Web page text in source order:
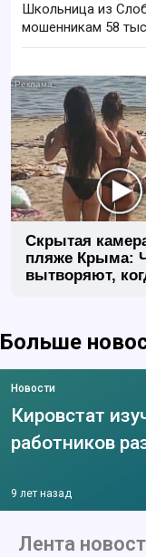
Школьница из
мошенникам 58
Скрытая
пляже Крыма:
вытворяют,
Больше
Новости
Кировстат
работников
9 лет назад
Лента